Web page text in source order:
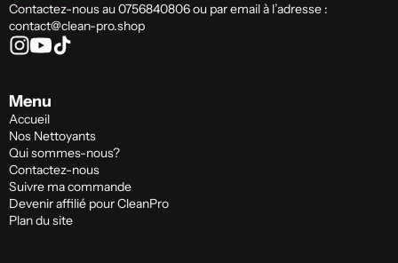
Contactez-nous au 0756840806 ou par email à l’adresse :
contact@clean-pro.shop
Menu
Accueil
Nos Nettoyants
Qui sommes-nous?
Contactez-nous
Suivre ma commande
Devenir affilié pour CleanPro
Plan du site